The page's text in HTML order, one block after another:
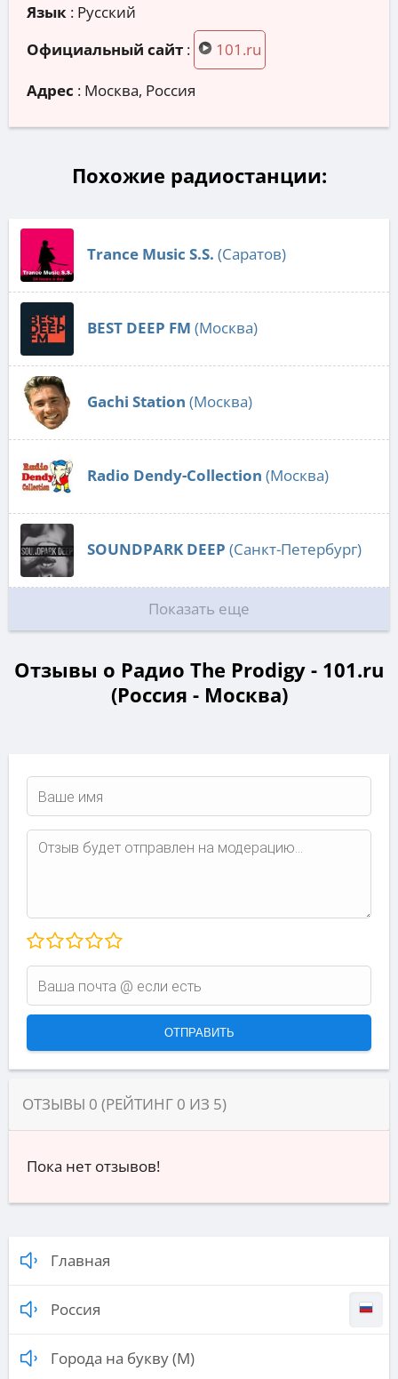
Язык : Русский
Официальный сайт : 101.ru
Адрес : Москва, Россия
Похожие радиостанции:
Trance Music S.S. (Саратов)
BEST DEEP FM (Москва)
Gachi Station (Москва)
Radio Dendy-Collection (Москва)
SOUNDPARK DEEP (Санкт-Петербург)
Показать еще
Отзывы о Радио The Prodigy - 101.ru
(Россия - Москва)
ОТЗЫВЫ 0 (РЕЙТИНГ 0 ИЗ 5)
Пока нет отзывов!
Главная
Россия
Города на букву (М)